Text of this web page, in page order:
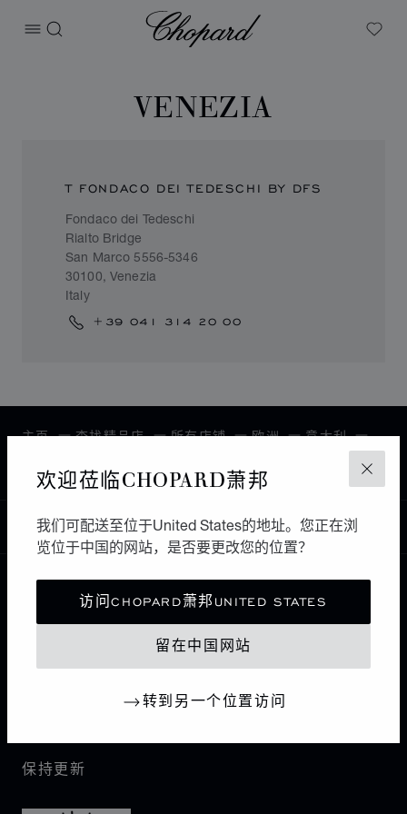
关闭
欢迎莅临CHOPARD萧邦
我们可配送至位于United States的地址。您正在浏
览位于中国的网站，是否要更改您的位置？
访问CHOPARD萧邦UNITED STATES
留在中国网站
转到另一个位置访问
打开菜单
搜索
Chopard
My
VENEZIA
T FONDACO DEI TEDESCHI BY DFS
Fondaco dei Tedeschi
Rialto Bridge
San Marco 5556-5346
30100, Venezia
Italy
+39 041 314 20 00
主页 查找精品店 所有店铺 欧洲
意大利
中国
本地化（更改国家/地区）
更改国家/地区
联系我们
保持更新